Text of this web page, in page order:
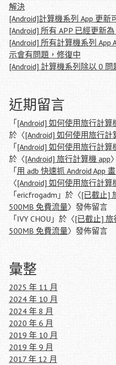
解決
[Android]計算機系列 App 更
[Android] 所有 APP 已經更新
[Android] 所有計算機系列 App
示會有問題，修復中
[Android] 計算機系列除以 0
近期留言
「[Android] 如何使用旅行計算
於〈[Android] 如何使用旅行計
「[Android] 如何使用旅行計算
於〈[Android] 旅行計算機 app
「用 adb 快速抓 Android App
〈[Android] 如何使用旅行計算
「ericfrogadm 」於〈[已截止]
500MB 免費流量〉發佈留言
「IVY CHOU」於〈[已截止] 旅
500MB 免費流量〉發佈留言
彙整
2025 年 11 月
2024 年 10 月
2024 年 8 月
2020 年 6 月
2019 年 10 月
2019 年 9 月
2017 年 12 月